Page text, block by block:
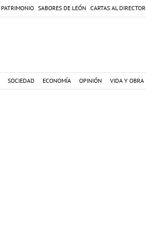
PATRIMONIO SABORES DE LEÓN CARTAS AL DIRECTOR
SOCIEDAD ECONOMÍA OPINIÓN VIDA Y OBRA